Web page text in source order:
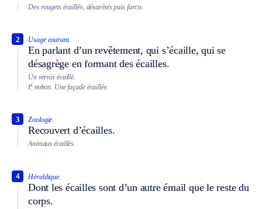
Des rougets écaillés, désarêtés puis farcis.
Usage courant.
En parlant d’un revêtement, qui s’écaille, qui se
désagrège en formant des écailles.
2
Un vernis écaillé.
P. méton. Une façade écaillée.
Zoologie.
Recouvert d’écailles.
3
Animaux écaillés.
Héraldique.
Dont les écailles sont d’un autre émail que le reste du
corps.
4